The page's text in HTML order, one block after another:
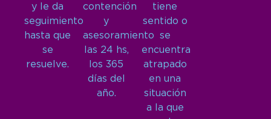
y le da
seguimiento
hasta que
se
resuelve.
contención
y
asesoramiento
las 24 hs,
los 365
días del
año.
tiene
sentido o
se
encuentra
atrapado
en una
situación
a la que